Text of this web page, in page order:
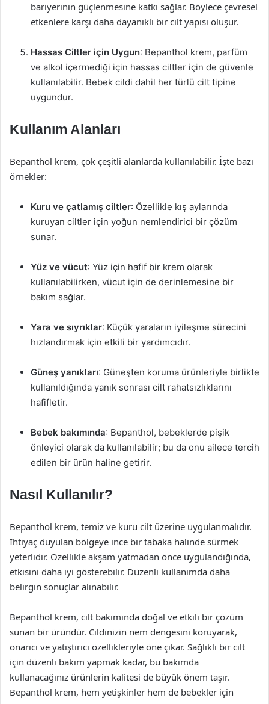
bariyerinin güçlenmesine katkı sağlar. Böylece çevresel
etkenlere karşı daha dayanıklı bir cilt yapısı oluşur.
Hassas Ciltler için Uygun: Bepanthol krem, parfüm
ve alkol içermediği için hassas ciltler için de güvenle
kullanılabilir. Bebek cildi dahil her türlü cilt tipine
uygundur.
Kullanım Alanları
Bepanthol krem, çok çeşitli alanlarda kullanılabilir. İşte bazı
örnekler:
Kuru ve çatlamış ciltler: Özellikle kış aylarında
kuruyan ciltler için yoğun nemlendirici bir çözüm
sunar.
Yüz ve vücut: Yüz için hafif bir krem olarak
kullanılabilirken, vücut için de derinlemesine bir
bakım sağlar.
Yara ve sıyrıklar: Küçük yaraların iyileşme sürecini
hızlandırmak için etkili bir yardımcıdır.
Güneş yanıkları: Güneşten koruma ürünleriyle birlikte
kullanıldığında yanık sonrası cilt rahatsızlıklarını
hafifletir.
Bebek bakımında: Bepanthol, bebeklerde pişik
önleyici olarak da kullanılabilir; bu da onu ailece tercih
edilen bir ürün haline getirir.
Nasıl Kullanılır?
Bepanthol krem, temiz ve kuru cilt üzerine uygulanmalıdır.
İhtiyaç duyulan bölgeye ince bir tabaka halinde sürmek
yeterlidir. Özellikle akşam yatmadan önce uygulandığında,
etkisini daha iyi gösterebilir. Düzenli kullanımda daha
belirgin sonuçlar alınabilir.
Bepanthol krem, cilt bakımında doğal ve etkili bir çözüm
sunan bir üründür. Cildinizin nem dengesini koruyarak,
onarıcı ve yatıştırıcı özellikleriyle öne çıkar. Sağlıklı bir cilt
için düzenli bakım yapmak kadar, bu bakımda
kullanacağınız ürünlerin kalitesi de büyük önem taşır.
Bepanthol krem, hem yetişkinler hem de bebekler için